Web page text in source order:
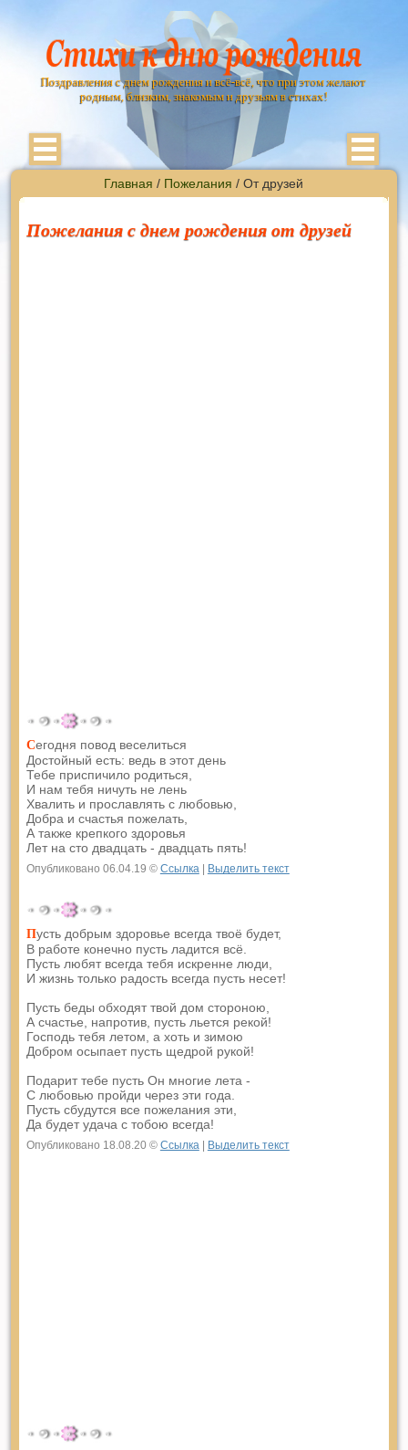
Поздравления с днем рождения и всё-всё, что при этом желают
родным, близким, знакомым и друзьям в стихах!
Главная / Пожелания / От друзей
Пожелания с днем рождения от друзей
Сегодня повод веселиться
Достойный есть: ведь в этот день
Тебе приспичило родиться,
И нам тебя ничуть не лень
Хвалить и прославлять с любовью,
Добра и счастья пожелать,
А также крепкого здоровья
Лет на сто двадцать - двадцать пять!
Опубликовано 06.04.19 © Ссылка| Выделить текст
Пусть добрым здоровье всегда твоё будет,
В работе конечно пусть ладится всё.
Пусть любят всегда тебя искренне люди,
И жизнь только радость всегда пусть несет!
Пусть беды обходят твой дом стороною,
А счастье, напротив, пусть льется рекой!
Господь тебя летом, а хоть и зимою
Добром осыпает пусть щедрой рукой!
Подарит тебе пусть Он многие лета -
С любовью пройди через эти года.
Пусть сбудутся все пожелания эти,
Да будет удача с тобою всегда!
Опубликовано 18.08.20 © Ссылка| Выделить текст